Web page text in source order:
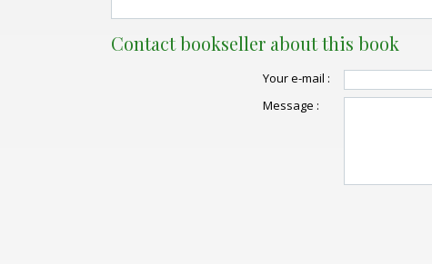
Contact bookseller about this book
Your e-mail :
Message :